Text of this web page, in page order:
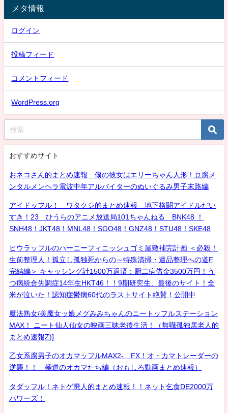
メタ情報
ログイン
投稿フィード
コメントフィード
WordPress.org
おすすめサイト
おネコさん的まとめ速報 僕の彼女はエリーちゃん人形！豆腐メ
ンタルメンヘラ電波中年アルバイターのぬいぐるみ男子末路編
アイドッフル！ ワタクシ的まとめ速報 地下格闘アイドルだい
すき！23 ひうらのアニメ放送局101ちゃんねる BNK48 ！
SNH48！JKT48！MNL48！SGO48！GNZ48！STU48！SKE48
ヒウラッフルのハーニーフィニッシュゴミ屋敷補完計画 ＜必殺！
生前整理人！孤立し孤独死からの～特殊清掃・遺品整理への道F
完結編＞ キャッシング計1500万返済：厨二病借金3500万円！う
つ病統合失調症14年生HKT46！！9期研究生、最後のサイト！全
米が泣いた！認知症鬱病60代のラストサイト絶賛！公開中
魔法熟女/美魔女ッ娘メグみみちゃんのニートッフルステーション
MAX！ ニート仙人仙女の映画三昧老後生活！（無職孤独居老人的
まとめ速報Z)]
乙女系腐男子のオカマッフルMAX2- FX！オ・カマトレーダーの
逆襲！！ 極道のオカマたち編（おもしろ動画まとめ速報）
タダッフル！ネトゲ廃人的まとめ速報！！ネット乞食DE2000万
パワーズ！